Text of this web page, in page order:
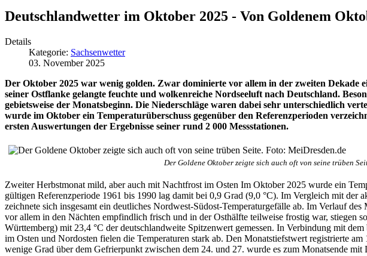
Deutschlandwetter im Oktober 2025 - Von Goldenem
Details
Kategorie: Sachsenwetter
03. November 2025
Der Oktober 2025 war wenig golden. Zwar dominierte vor allem in der zweiten Dekade
seiner Ostflanke gelangte feuchte und wolkenreiche Nordseeluft nach Deutschland.
gebietsweise der Monatsbeginn. Die Niederschläge waren dabei sehr unterschiedlich
wurde im Oktober ein Temperaturüberschuss gegenüber den Referenzperioden
ersten Auswertungen der Ergebnisse seiner rund 2 000 Messstationen.
Der Goldene Oktober zeigte sich auch oft von seine trüben
Zweiter Herbstmonat mild, aber auch mit Nachtfrost im Osten Im Oktober 2025 wurde ein
gültigen Referenzperiode 1961 bis 1990 lag damit bei 0,9 Grad (9,0 °C). Im Vergleich mit
zeichnete sich insgesamt ein deutliches Nordwest-Südost-Temperaturgefälle ab. Im Verlauf
vor allem in den Nächten empfindlich frisch und in der Osthälfte teilweise frostig war, stiegen
Württemberg) mit 23,4 °C der deutschlandweite Spitzenwert gemessen. In Verbindung mit
im Osten und Nordosten fielen die Temperaturen stark ab. Den Monatstiefstwert registrierte
wenige Grad über dem Gefrierpunkt zwischen dem 24. und 27. wurde es zum Monatsende